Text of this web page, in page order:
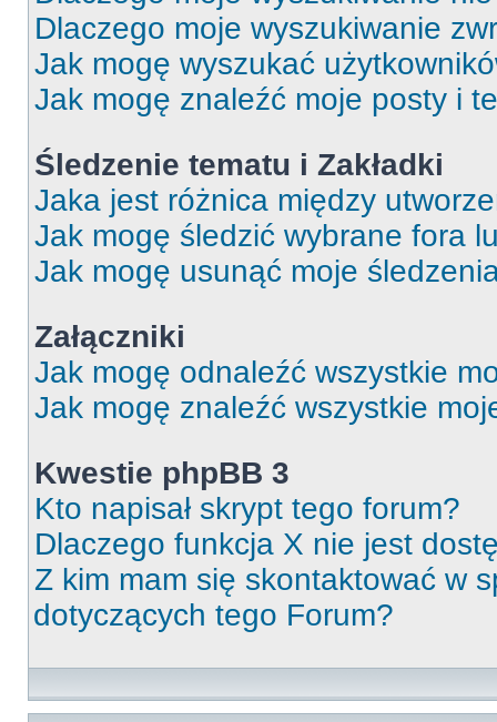
Dlaczego moje wyszukiwanie
Jak mogę wyszukać
Jak mogę znaleźć moje posty i
Śledzenie tematu i Zakładki
Jaka jest różnica między
Jak mogę śledzić wybrane fora
Jak mogę usunąć moje
Załączniki
Jak mogę odnaleźć wszystkie
Jak mogę znaleźć wszystkie
Kwestie phpBB 3
Kto napisał skrypt tego forum?
Dlaczego funkcja X nie jest
Z kim mam się skontaktować w
dotyczących tego Forum?